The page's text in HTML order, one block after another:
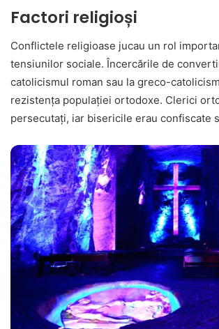
Factori religioși
Conflictele religioase jucau un rol
tensiunilor sociale. Încercările de
catolicismul roman sau la greco-
rezistența populației ortodoxe. Clerici
persecutați, iar bisericile erau confiscate